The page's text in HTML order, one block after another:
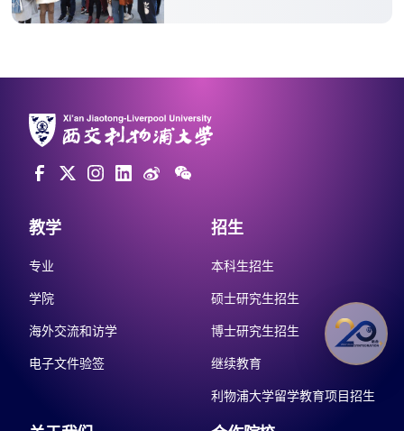
教学
专业
学院
海外交流和访学
电子文件验签
招生
本科生招生
硕士研究生招生
博士研究生招生
继续教育
利物浦大学留学教育项目招生